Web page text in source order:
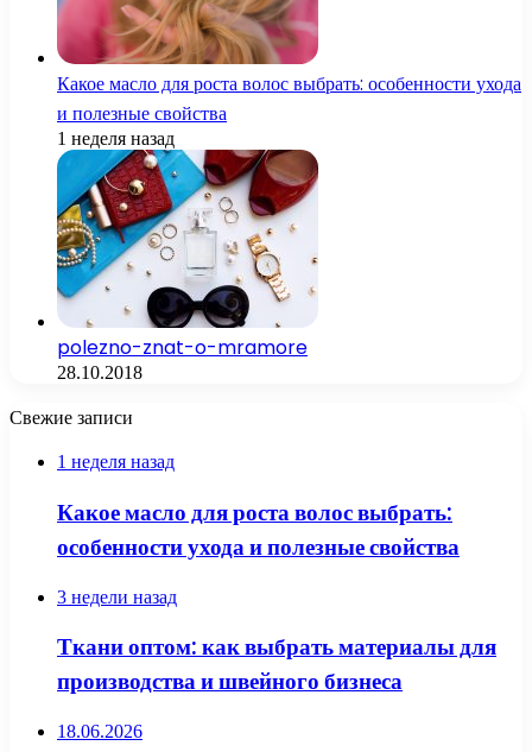
Какое масло для роста волос выбрать: особенности ухода
и полезные свойства
1 неделя назад
polezno-znat-o-mramore
28.10.2018
Свежие записи
1 неделя назад
Какое масло для роста волос выбрать:
особенности ухода и полезные свойства
3 недели назад
Ткани оптом: как выбрать материалы для
производства и швейного бизнеса
18.06.2026